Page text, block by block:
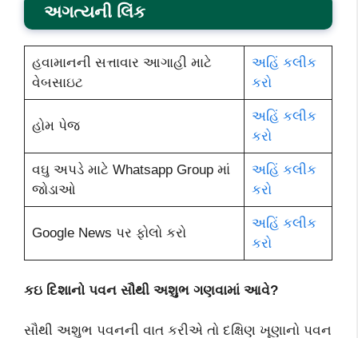
અગત્યની લિંક
હવામાનની સત્તાવાર આગાહી માટે
વેબસાઇટ
અહિં કલીક
કરો
હોમ પેજ
અહિં કલીક
કરો
વઘુ અપડે માટે Whatsapp Group માં
જોડાઓ
અહિં કલીક
કરો
Google News પર ફોલો કરો
અહિં કલીક
કરો
કઇ દિશાનો પવન સૌથી અશુભ ગણવામાં આવે?
સૌથી અશુભ પવનની વાત કરીએ તો દક્ષિણ ખૂણાનો પવન